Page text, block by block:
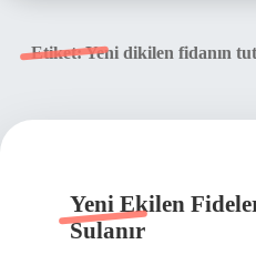
Etiket:Yeni dikilen fidanın
Yeni Ekilen
Sulanır